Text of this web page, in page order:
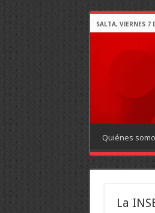
SALTA, VIERNES 7
Quiénes
La